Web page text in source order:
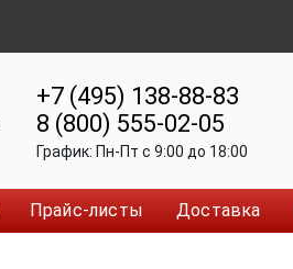
+7 (495) 138-88-83
8 (800) 555-02-05
График: Пн-Пт c 9:00 до 18:00
Прайс-листы Доставка